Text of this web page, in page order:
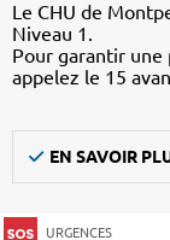
Le CHU de
Niveau 1.
Pour garantir une
appelez le 15
EN SAVOIR
URGENCES